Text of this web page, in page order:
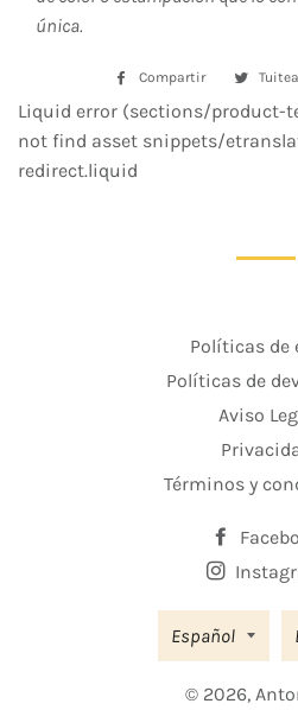
única.
Compartir
Compartir
Facebook
Liquid error (sections/product-
not find asset snippets/
redirect.liquid
Políticas de
Políticas de
Aviso
Términos y
Español
© 2026,